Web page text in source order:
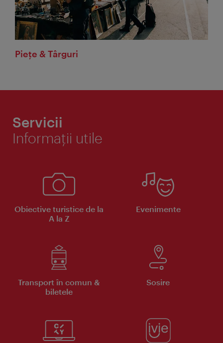
Piețe & Târguri
Servicii
Informaţii utile
Obiective turistice de la
A la Z
Evenimente
Transport în comun &
biletele
Sosire